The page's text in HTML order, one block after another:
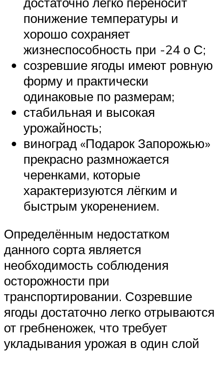
понижение температуры и
хорошо сохраняет
жизнеспособность при -24 о С;
созревшие ягоды имеют ровную
форму и практически
одинаковые по размерам;
стабильная и высокая
урожайность;
виноград «Подарок Запорожью»
прекрасно размножается
черенками, которые
характеризуются лёгким и
быстрым укоренением.
Определённым недостатком
данного сорта является
необходимость соблюдения
осторожности при
транспортировании. Созревшие
ягоды достаточно легко отрываются
от гребненожек, что требует
укладывания урожая в один слой